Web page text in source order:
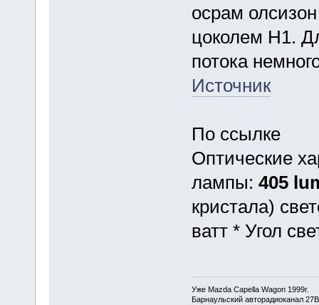
осрам
цоколем Н1.
потока
Источник
По ссылке
Оптические
лампы: 405
кристала)
ватт * Угол
Уже Mazda Capella Wagon 1999г.
Барнаульский авторадиоканал